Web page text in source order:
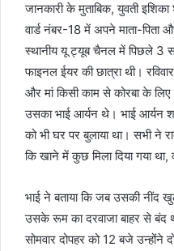
जानकारी के मुताबिक, युवती इशिका
वार्ड नंबर-18 में अपने माता-पिता
स्थानीय यू ट्यूब चैनल में पिछले 3
फाइनल ईयर की छात्रा थी।
और मां किसी काम से कोरबा के
उसका भाई आर्यन थे। भाई आर्यन
को भी घर पर बुलाया था। सभी ने
कि खाने में कुछ मिला दिया गया था,
भाई ने बताया कि जब उसकी नींद
उसके रूम का दरवाजा बाहर से बंद
सोमवार दोपहर को 12 बजे उन्होंने